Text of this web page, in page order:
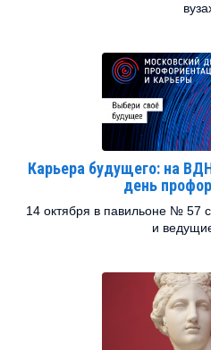
Карьера будущего: на
день
14 октября в павильоне № 57
и